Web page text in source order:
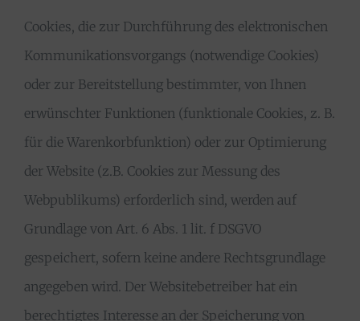
Cookies, die zur Durchführung des elektronischen
Kommunikationsvorgangs (notwendige Cookies)
oder zur Bereitstellung bestimmter, von Ihnen
erwünschter Funktionen (funktionale Cookies, z. B.
für die Warenkorbfunktion) oder zur Optimierung
der Website (z.B. Cookies zur Messung des
Webpublikums) erforderlich sind, werden auf
Grundlage von Art. 6 Abs. 1 lit. f DSGVO
gespeichert, sofern keine andere Rechtsgrundlage
angegeben wird. Der Websitebetreiber hat ein
berechtigtes Interesse an der Speicherung von